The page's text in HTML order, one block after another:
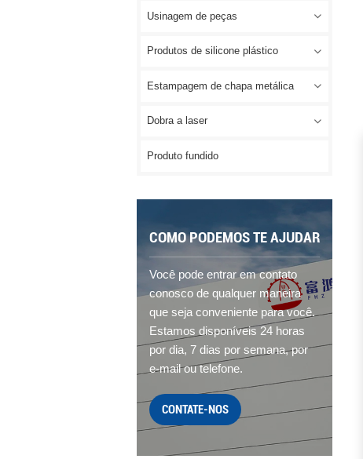
Usinagem de peças
Produtos de silicone plástico
Estampagem de chapa metálica
Dobra a laser
Produto fundido
COMO PODEMOS TE AJUDAR
Você pode entrar em contato
conosco de qualquer maneira
que seja conveniente para você.
Estamos disponíveis 24 horas
por dia, 7 dias por semana, por
e-mail ou telefone.
CONTATE-NOS